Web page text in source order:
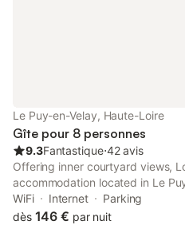
Le Puy-en-Velay, Haute-Loire
Gîte pour 8 personnes
9.3Fantastique⋅42 avis
Offering inner courtyard views,
accommodation located in Le
Puy Cathedral and 700 metres
Church. The property is situated
WiFi Internet
Parking
dès 146 € par nuit